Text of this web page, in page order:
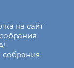
на сайт
собрания